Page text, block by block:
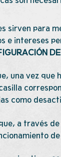
sirven para
e intereses
una vez que
como
a través
de